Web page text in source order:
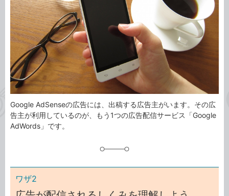
Google AdSenseの広告には、出稿する広告主がいます。その広
告主が利用しているのが、もう1つの広告配信サービス「Google
AdWords」です。
ワザ2